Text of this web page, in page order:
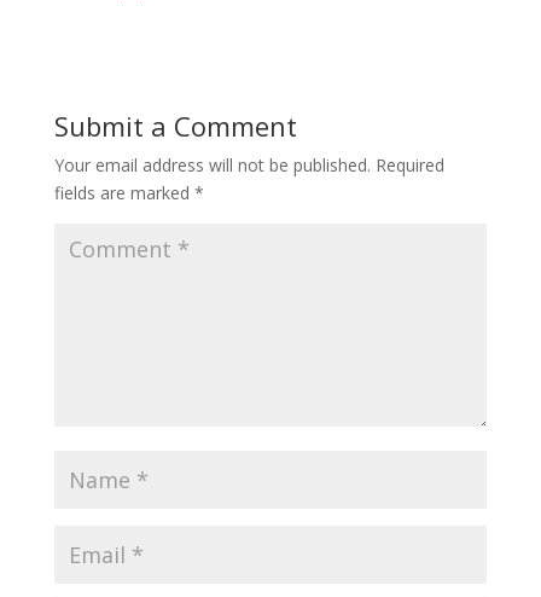
Submit a Comment
Your email address will not be published. Required
fields are marked *